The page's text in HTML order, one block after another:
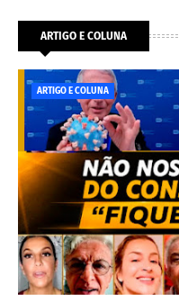
ARTIGO E COLUNA
ARTIGO E COLUNA